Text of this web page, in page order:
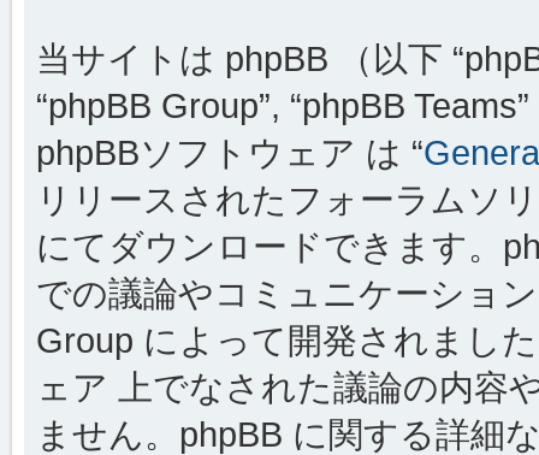
当サイトは phpBB （以下
“phpBB Group”, “phpBB
phpBBソフトウェア は “
リリースされたフォーラムソ
にてダウンロードできます。
での議論やコミュニケーショ
Group によって開発されまし
ェア 上でなされた議論の内容
ません。phpBB に関する詳細